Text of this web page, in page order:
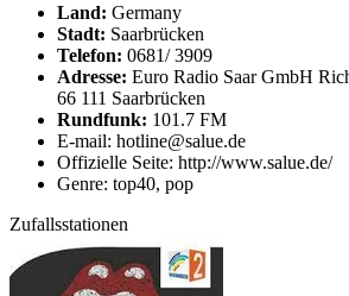
Land: Germany
Stadt: Saarbrücken
Telefon: 0681/ 3909
Adresse: Euro Radio Saar GmbH
66 111 Saarbrücken
Rundfunk: 101.7 FM
E-mail: hotline@salue.de
Offizielle Seite: http://www.salue.de/
Genre: top40, pop
Zufallsstationen